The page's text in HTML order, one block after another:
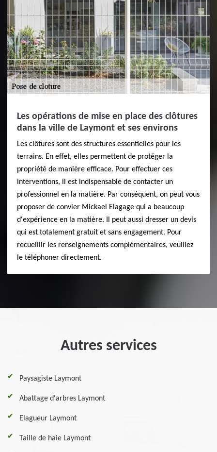
Les opérations de mise en place des clôtures
dans la ville de Laymont et ses environs
Les clôtures sont des structures essentielles pour les
terrains. En effet, elles permettent de protéger la
propriété de manière efficace. Pour effectuer ces
interventions, il est indispensable de contacter un
professionnel en la matière. Par conséquent, on peut vous
proposer de convier Mickael Elagage qui a beaucoup
d'expérience en la matière. Il peut aussi dresser un devis
qui est totalement gratuit et sans engagement. Pour
recueillir les renseignements complémentaires, veuillez
le téléphoner directement.
Autres services
Paysagiste Laymont
Abattage d'arbres Laymont
Elagueur Laymont
Taille de haie Laymont